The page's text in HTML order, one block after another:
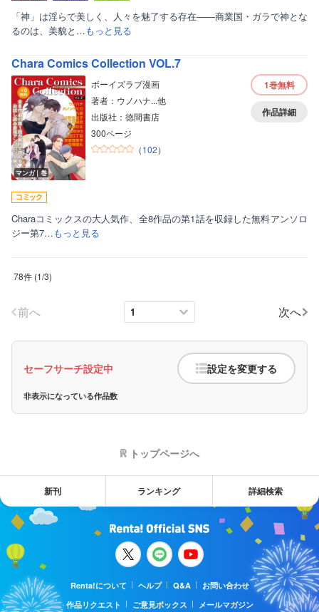
「神」は淫らで美しく、人々を魅了する存在――商業国・ガラで神とな
るのは、美貌と…もっと見る
Chara Comics Collection VOL.7
マンガ｜巻
ボーイズラブ漫画
著者：ウノハナ...他
出版社：徳間書店
300ページ
（102）
1巻無料
作品詳細
Charaコミックスの大人気作、全8作品の第1話を収録した無料アンソロ
ジー第7…もっと見る
78件 (1/3)
前へ 次へ
セーフサーチ設定中 設定を変更する
非表示になっている作品数
トップページへ
新刊 ランキング 詳細検索
Renta!について ヘルプ Q&A
お問い合わせ
作品リクエスト
ご意見ボックス メールマガジン